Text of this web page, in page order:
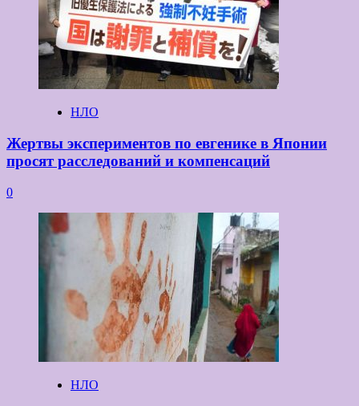
НЛО
Жертвы экспериментов по евгенике в Японии
просят расследований и компенсаций
0
НЛО